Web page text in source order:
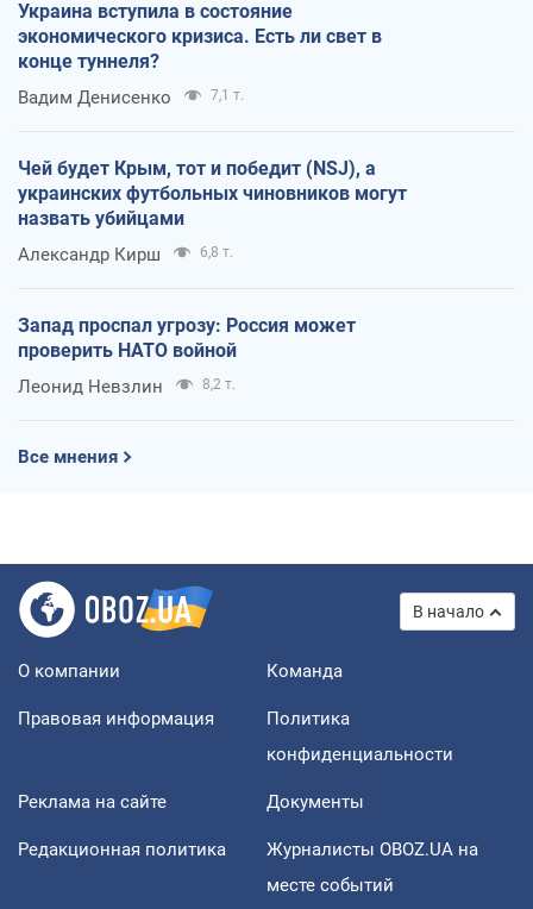
Украина вступила в состояние
экономического кризиса. Есть ли свет в
конце туннеля?
Вадим Денисенко 7,1 т.
Чей будет Крым, тот и победит (NSJ), а
украинских футбольных чиновников могут
назвать убийцами
Александр Кирш 6,8 т.
Запад проспал угрозу: Россия может
проверить НАТО войной
Леонид Невзлин 8,2 т.
Все мнения
В начало
О компании Команда
Правовая информация
Политика
конфиденциальности
Реклама на сайте Документы
Редакционная политика
Журналисты OBOZ.UA на
месте событий